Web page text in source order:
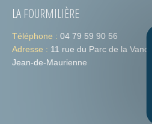
LA FOURMILIÈRE
Téléphone : 04 79 59 90 56
Adresse : 11 rue du Parc de la
Jean-de-Maurienne